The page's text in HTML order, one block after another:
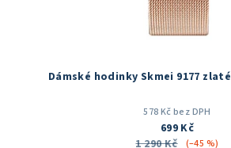
Dámské hodinky Skmei 9177 zlaté
578 Kč bez DPH
699 Kč
1 290 Kč
(–45 %)